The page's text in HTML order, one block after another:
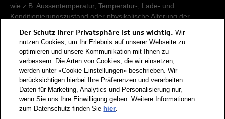
wie z.B. Aussentemperatur, Temperatur-, Lade- und
Konditionierungszustand oder physikalische Alterung der
Damit Energieverbräuche unterschiedlicher Antriebsformen
(Benzin, Diesel, Gas, Strom, usw.) vergleichbar sind, werden sie
zusätzlich als sogenannte Benzinäquivalente (Masseinheit für
Energie) ausgewiesen. CO2 ist das für die Erderwärmung
hauptverantwortliche Treibhausgas. CO2-Mittelwert aller in der
Schweiz angebotenen Fahrzeugmodelle: 111 g/km (WLTP).
CO2-Zielwert der in der Schweiz angebotenen
Der Schutz Ihrer Privatsphäre ist uns wichtig. Wir
nutzen Cookies, um Ihr Erlebnis auf unserer Webseite zu
optimieren und unsere Kommunikation mit Ihnen zu
verbessern. Die Arten von Cookies, die wir einsetzen,
werden unter «Cookie-Einstellungen» beschrieben. Wir
berücksichtigen hierbei Ihre Präferenzen und verarbeiten
Daten für Marketing, Analytics und Personalisierung nur,
wenn Sie uns Ihre Einwilligung geben. Weitere Informationen
zum Datenschutz finden Sie hier.